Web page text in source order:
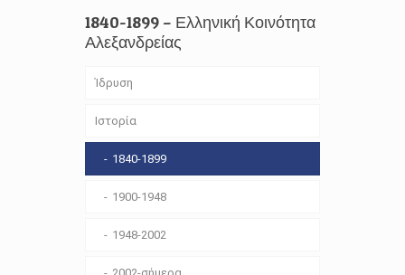
1840-1899 – Ελληνική Κοινότητα
Αλεξανδρείας
Ίδρυση
Ιστορία
1840-1899
1900-1948
1948-2002